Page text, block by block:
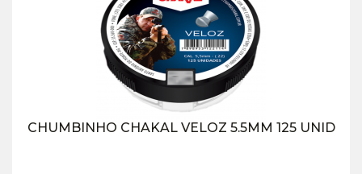
CHUMBINHO CHAKAL VELOZ 5.5MM 125 UNID